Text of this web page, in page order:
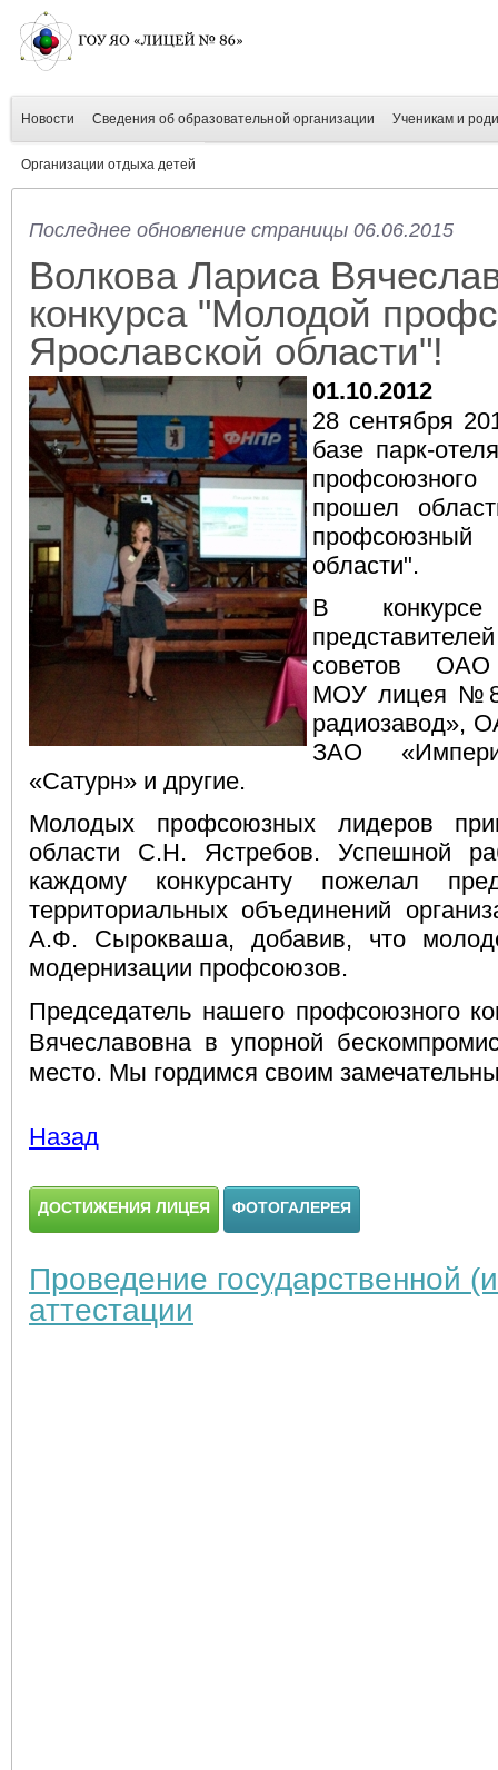
Новости Сведения об образовательной организации Ученикам и
Организации отдыха детей
Последнее обновление страницы 06.06.2015
Волкова Лариса
конкурса "Молодой
Ярославской области"!
01.10.2012
28 сентября
базе парк-
прошел
области".
В
советов ОАО
МОУ лицея
радиозавод»,
ЗАО
«Сатурн» и другие.
Молодых профсоюзных лидеров
области С.Н. Ястребов. Успешной
каждому конкурсанту пожелал
территориальных объединений
А.Ф. Сырокваша, добавив, что
модернизации профсоюзов.
Председатель нашего профсоюзного
Вячеславовна в упорной
место. Мы гордимся своим
Назад
ДОСТИЖЕНИЯ ЛИЦЕЯ ФОТОГАЛЕРЕЯ
Проведение государственной
аттестации